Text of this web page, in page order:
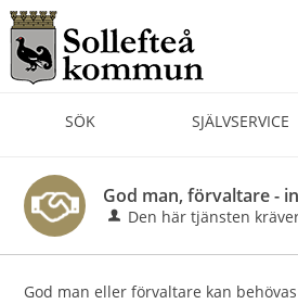
Välkommen
till
Självservice
Sollefteå
SÖK SJÄLVSERVICE
God man, förvaltare -
Den här tjänsten
God man eller förvaltare kan